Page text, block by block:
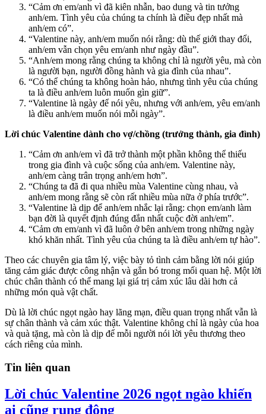
“Cảm ơn em/anh vì đã kiên nhẫn, bao dung và tin tưởng
anh/em. Tình yêu của chúng ta chính là điều đẹp nhất mà
anh/em có”.
“Valentine này, anh/em muốn nói rằng: dù thế giới thay đổi,
anh/em vẫn chọn yêu em/anh như ngày đầu”.
“Anh/em mong rằng chúng ta không chỉ là người yêu, mà còn
là người bạn, người đồng hành và gia đình của nhau”.
“Có thể chúng ta không hoàn hảo, nhưng tình yêu của chúng
ta là điều anh/em luôn muốn gìn giữ”.
“Valentine là ngày để nói yêu, nhưng với anh/em, yêu em/anh
là điều anh/em muốn nói mỗi ngày”.
Lời chúc Valentine dành cho vợ/chồng (trưởng thành, gia đình)
“Cảm ơn anh/em vì đã trở thành một phần không thể thiếu
trong gia đình và cuộc sống của anh/em. Valentine này,
anh/em càng trân trọng anh/em hơn”.
“Chúng ta đã đi qua nhiều mùa Valentine cùng nhau, và
anh/em mong rằng sẽ còn rất nhiều mùa nữa ở phía trước”.
“Valentine là dịp để anh/em nhắc lại rằng: chọn em/anh làm
bạn đời là quyết định đúng đắn nhất cuộc đời anh/em”.
“Cảm ơn em/anh vì đã luôn ở bên anh/em trong những ngày
khó khăn nhất. Tình yêu của chúng ta là điều anh/em tự hào”.
Theo các chuyên gia tâm lý, việc bày tỏ tình cảm bằng lời nói giúp
tăng cảm giác được công nhận và gắn bó trong mối quan hệ. Một lời
chúc chân thành có thể mang lại giá trị cảm xúc lâu dài hơn cả
những món quà vật chất.
Dù là lời chúc ngọt ngào hay lãng mạn, điều quan trọng nhất vẫn là
sự chân thành và cảm xúc thật. Valentine không chỉ là ngày của hoa
và quà tặng, mà còn là dịp để mỗi người nói lời yêu thương theo
cách riêng của mình.
Tin liên quan
Lời chúc Valentine 2026 ngọt ngào khiến
ai cũng rung động